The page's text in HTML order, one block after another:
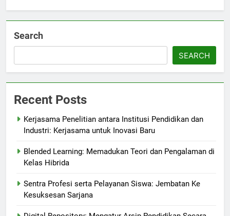
Search
SEARCH
Recent Posts
Kerjasama Penelitian antara Institusi Pendidikan dan
Industri: Kerjasama untuk Inovasi Baru
Blended Learning: Memadukan Teori dan Pengalaman di
Kelas Hibrida
Sentra Profesi serta Pelayanan Siswa: Jembatan Ke
Kesuksesan Sarjana